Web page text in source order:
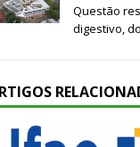
Questão
digestivo,